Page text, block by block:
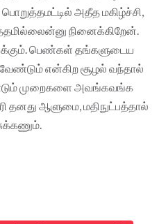
அதீத மகிழ்ச்சி,
நினைக்கிறேன்.
பெண்கள் தங்களுடைய
என்கிற சூழல் வந்தால்
முறைகளை அவங்கவங்க
தனது ஆளுமை, மதிநுட்பத்தால்